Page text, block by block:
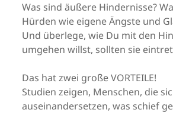
Was sind äußere Hindernisse?
Hürden wie eigene Ängste und
Und überlege, wie Du mit den
umgehen willst, sollten sie
Das hat zwei große VORTEILE!
Studien zeigen, Menschen, die
auseinandersetzen, was schief